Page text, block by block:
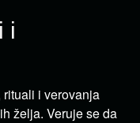
i
i verovanja
želja. Veruje se da